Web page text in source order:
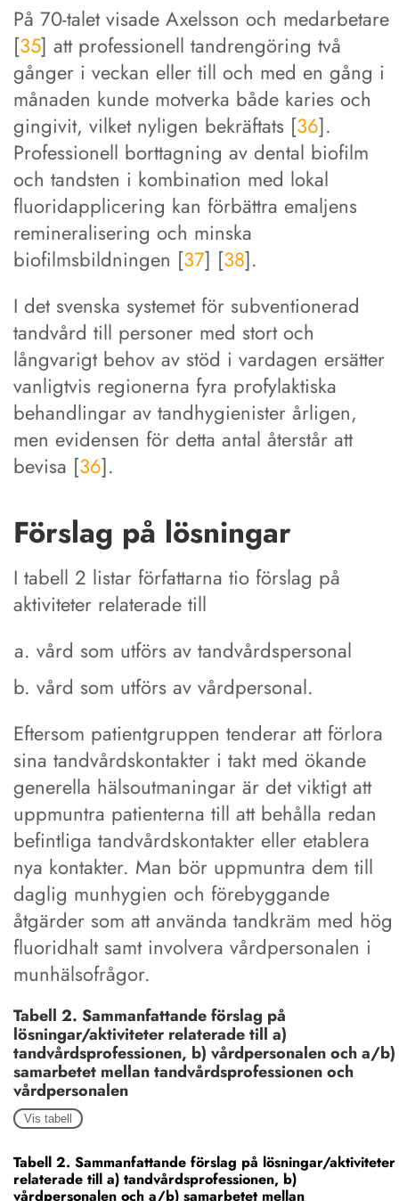
På 70-talet visade Axelsson och medarbetare
[35] att professionell tandrengöring två
gånger i veckan eller till och med en gång i
månaden kunde motverka både karies och
gingivit, vilket nyligen bekräftats [36].
Professionell borttagning av dental biofilm
och tandsten i kombination med lokal
fluoridapplicering kan förbättra emaljens
remineralisering och minska
biofilmsbildningen [37] [38].
I det svenska systemet för subventionerad
tandvård till personer med stort och
långvarigt behov av stöd i vardagen ersätter
vanligtvis regionerna fyra profylaktiska
behandlingar av tandhygienister årligen,
men evidensen för detta antal återstår att
bevisa [36].
Förslag på lösningar
I tabell 2 listar författarna tio förslag på
aktiviteter relaterade till
vård som utförs av tandvårdspersonal
vård som utförs av vårdpersonal.
Eftersom patientgruppen tenderar att förlora
sina tandvårdskontakter i takt med ökande
generella hälsoutmaningar är det viktigt att
uppmuntra patienterna till att behålla redan
befintliga tandvårdskontakter eller etablera
nya kontakter. Man bör uppmuntra dem till
daglig munhygien och förebyggande
åtgärder som att använda tandkräm med hög
fluoridhalt samt involvera vårdpersonalen i
munhälsofrågor.
Tabell 2. Sammanfattande förslag på
lösningar/aktiviteter relaterade till a)
tandvårdsprofessionen, b) vårdpersonalen och a/b)
samarbetet mellan tandvårdsprofessionen och
vårdpersonalen
Vis tabell
Tabell 2. Sammanfattande förslag på lösningar/aktiviteter
relaterade till a) tandvårdsprofessionen, b)
vårdpersonalen och a/b) samarbetet mellan